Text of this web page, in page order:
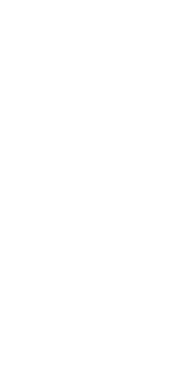
setianya maka
hanya menimpa
menyempurnakan
kepada Allah, maka
Sesungguhnya
perjuanganmu
kemenangan yang
dengan sebabnya
silapmu yang telah
menyempurnakan